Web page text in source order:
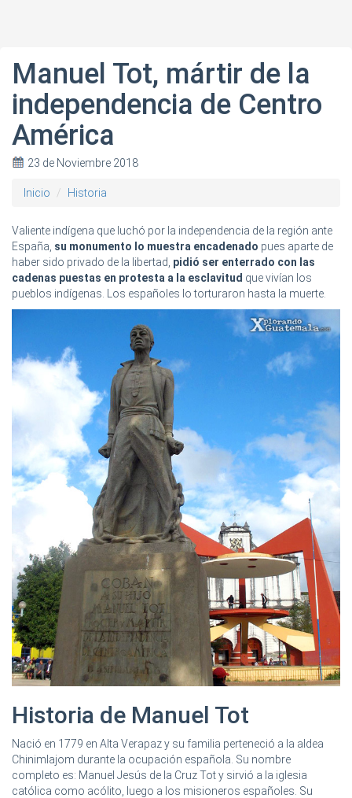
Manuel Tot, mártir de la
independencia de Centro
América
23 de Noviembre 2018
Inicio Historia
Valiente indígena que luchó por la independencia de la región ante
España, su monumento lo muestra encadenado pues aparte de
haber sido privado de la libertad, pidió ser enterrado con las
cadenas puestas en protesta a la esclavitud que vivían los
pueblos indígenas. Los españoles lo torturaron hasta la muerte.
Historia de Manuel Tot
Nació en 1779 en Alta Verapaz y su familia perteneció a la aldea
Chinimlajom durante la ocupación española. Su nombre
completo es: Manuel Jesús de la Cruz Tot y sirvió a la iglesia
católica como acólito, luego a los misioneros españoles. Su